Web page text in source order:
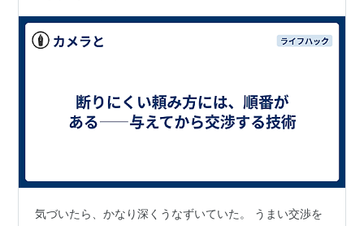
気づいたら、かなり深くうなずいていた。 うまい交渉を